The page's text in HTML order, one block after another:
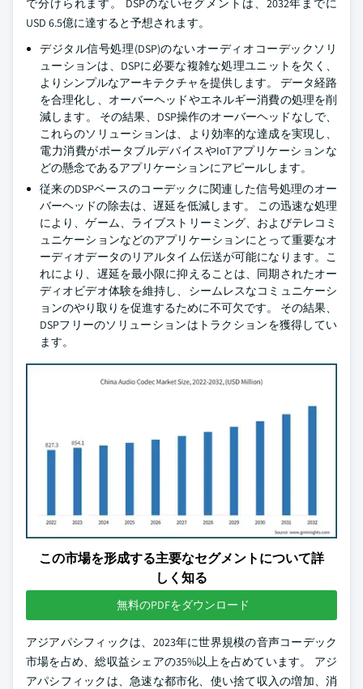
で分けられます。 DSPのないセグメントは、2032年までに
USD 6.5億に達すると予想されます。
デジタル信号処理(DSP)のないオーディオコーデックソリ
ューションは、DSPに必要な複雑な処理ユニットを欠く、
よりシンプルなアーキテクチャを提供します。 データ経路
を合理化し、オーバーヘッドやエネルギー消費の処理を削
減します。 その結果、DSP操作のオーバーヘッドなしで、
これらのソリューションは、より効率的な達成を実現し、
電力消費がポータブルデバイスやIoTアプリケーションな
どの懸念であるアプリケーションにアピールします。
従来のDSPベースのコーデックに関連した信号処理のオー
バーヘッドの除去は、遅延を低減します。 この迅速な処理
により、ゲーム、ライブストリーミング、およびテレコミ
ュニケーションなどのアプリケーションにとって重要なオ
ーディオデータのリアルタイム伝送が可能になります。こ
れにより、遅延を最小限に抑えることは、同期されたオー
ディオビデオ体験を維持し、シームレスなコミュニケーシ
ョンのやり取りを促進するために不可欠です。 その結果、
DSPフリーのソリューションはトラクションを獲得してい
ます。
この市場を形成する主要なセグメントについて詳
しく知る
無料のPDFをダウンロード
アジアパシフィックは、2023年に世界規模の音声コーデック
市場を占め、総収益シェアの35%以上を占めています。 アジ
アパシフィックは、急速な都市化、使い捨て収入の増加、消